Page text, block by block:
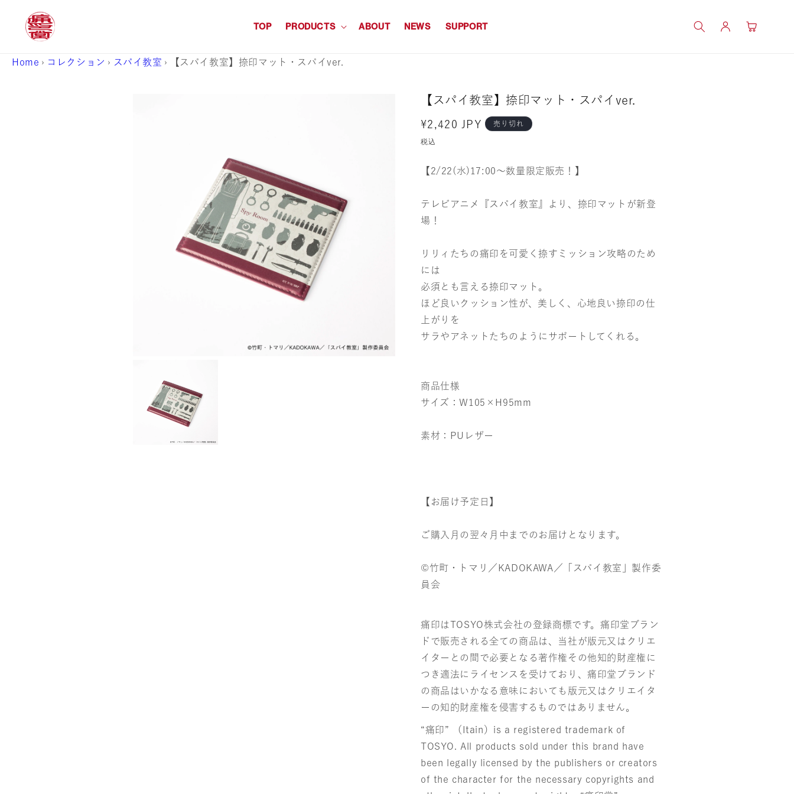
ンツに
進む
TOP PRODUCTS ABOUT NEWS SUPPORT
イ
ー
Home › コレクション › スパイ教室 › 【スパイ教室】捺印マット・スパイver.
【スパイ教室】捺印マット・スパイver.
通
常
格
¥2,420 JPY 売り切れ
税込
【2/22(水)17:00～数量限定販売！】
テレビアニメ『スパイ教室』より、捺印マットが新登
場！
リリィたちの痛印を可愛く捺すミッション攻略のため
には
必須とも言える捺印マット。
ほど良いクッション性が、美しく、心地良い捺印の仕
上がりを
サラやアネットたちのようにサポートしてくれる。
商品仕様
サイズ：W105×H95mm
素材：PUレザー
【お届け予定日】
ご購入月の翌々月中までのお届けとなります。
©竹町・トマリ／KADOKAWA／「スパイ教室」製作委
員会
痛印はTOSYO株式会社の登録商標です。痛印堂ブラン
ドで販売される全ての商品は、当社が版元又はクリエ
イターとの間で必要となる著作権その他知的財産権に
つき適法にライセンスを受けており、痛印堂ブランド
の商品はいかなる意味においても版元又はクリエイタ
ーの知的財産権を侵害するものではありません。
“痛印” （Itain）is a registered trademark of
TOSYO. All products sold under this brand have
been legally licensed by the publishers or creators
of the character for the necessary copyrights and